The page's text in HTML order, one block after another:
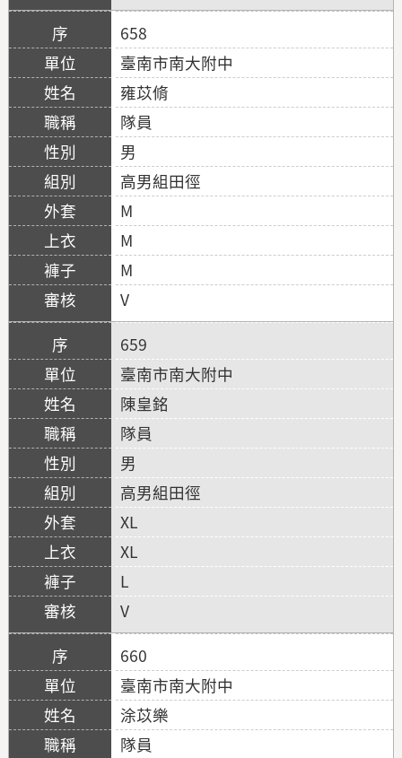
658
臺南市南大附中
雍苡脩
隊員
男
高男組田徑
M
M
M
V
659
臺南市南大附中
陳皇銘
隊員
男
高男組田徑
XL
XL
L
V
660
臺南市南大附中
涂苡樂
隊員